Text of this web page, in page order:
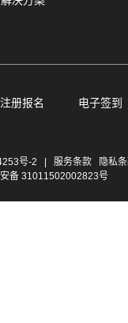
注册报名 电子签到
号-2 服务条款
隐私
备 31011502002823号